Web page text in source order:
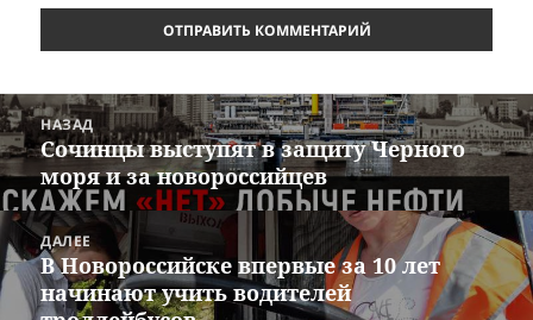
Навигация
по
записям
НАЗАД
Предыдущая
запись:
Сочинцы выступят в защиту Черного
моря и за новороссийцев
ДАЛЕЕ
Следующая
запись:
В Новороссийске впервые за 10 лет
начинают учить водителей